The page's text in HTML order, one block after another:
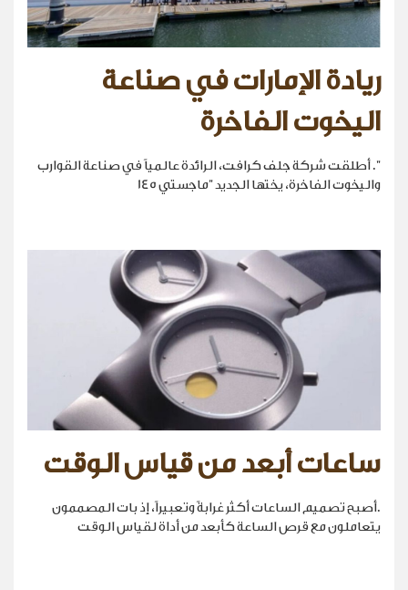
ريادة الإمارات في صناعة
اليخوت الفاخرة
". أطلقت شركة جلف كرافت، الرائدة عالمياً في صناعة القوارب
واليخوت الفاخرة، يختها الجديد "ماجستي 145
ساعات أبعد من قياس الوقت
.أصبح تصميم الساعات أكثر غرابةً وتعبيراً، إذ بات المصممون
يتعاملون مع قرص الساعة كأبعد من أداة لقياس الوقت